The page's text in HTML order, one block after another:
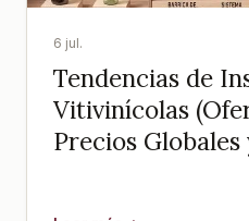
6 jul.
Tendencias de
Vitivinícolas
Precios Globales